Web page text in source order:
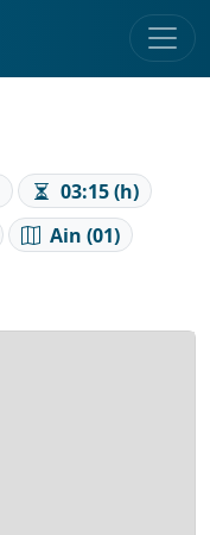
03:15 (h)
Ain (01)